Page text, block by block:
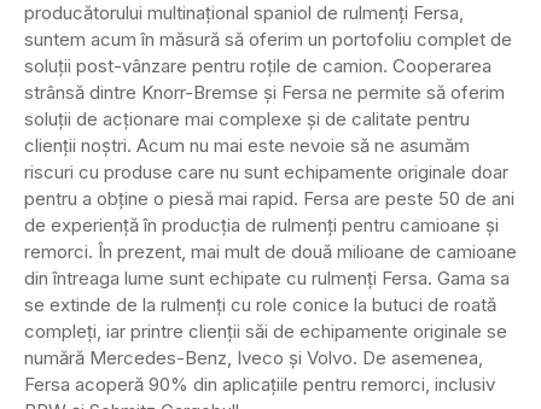
producătorului multinațional spaniol de rulmenți Fersa,
suntem acum în măsură să oferim un portofoliu complet de
soluții post-vânzare pentru roțile de camion. Cooperarea
strânsă dintre Knorr-Bremse și Fersa ne permite să oferim
soluții de acționare mai complexe și de calitate pentru
clienții noștri. Acum nu mai este nevoie să ne asumăm
riscuri cu produse care nu sunt echipamente originale doar
pentru a obține o piesă mai rapid. Fersa are peste 50 de ani
de experiență în producția de rulmenți pentru camioane și
remorci. În prezent, mai mult de două milioane de camioane
din întreaga lume sunt echipate cu rulmenți Fersa. Gama sa
se extinde de la rulmenți cu role conice la butuci de roată
compleți, iar printre clienții săi de echipamente originale se
numără Mercedes-Benz, Iveco și Volvo. De asemenea,
Fersa acoperă 90% din aplicațiile pentru remorci, inclusiv